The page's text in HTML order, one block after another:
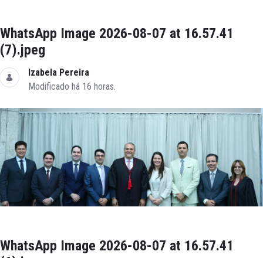
WhatsApp Image 2026-08-07 at 16.57.41
(7).jpeg
Izabela Pereira
Modificado há 16 horas.
WhatsApp Image 2026-08-07 at 16.57.41